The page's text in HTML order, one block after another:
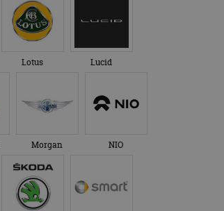
Lotus Lucid
Morgan NIO